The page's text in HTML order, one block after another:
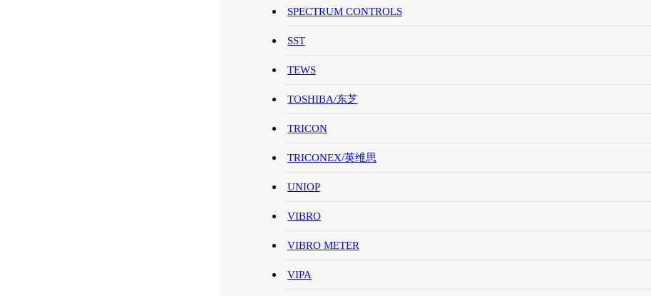
SPECTRUM CONTROLS
SST
TEWS
TOSHIBA/东芝
TRICON
TRICONEX/英维思
UNIOP
VIBRO
VIBRO METER
VIPA